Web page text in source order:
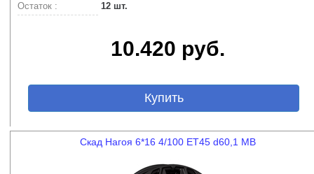
Остаток :
12 шт.
10.420 руб.
Купить
Скад Нагоя 6*16 4/100 ET45 d60,1 MB